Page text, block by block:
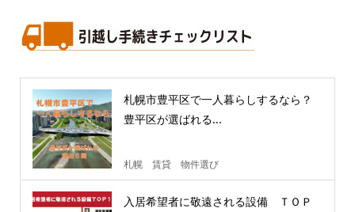
札幌市豊平区で一人暮らしするなら？
豊平区が選ばれる...
札幌 賃貸 物件選び
入居希望者に敬遠される設備 ＴＯＰ